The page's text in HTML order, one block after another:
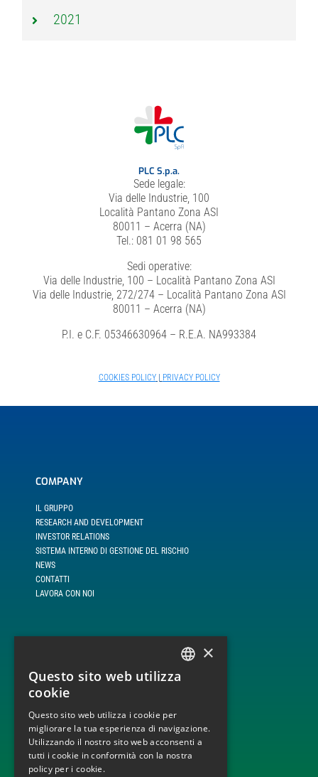
2021
PLC S.p.a.
Sede legale:
Via delle Industrie, 100
Località Pantano Zona ASI
80011 – Acerra (NA)
Tel.: 081 01 98 565
Sedi operative:
Via delle Industrie, 100 – Località Pantano Zona ASI
Via delle Industrie, 272/274 – Località Pantano Zona ASI
80011 – Acerra (NA)
P.I. e C.F. 05346630964 – R.E.A. NA993384
COOKIES POLICY| PRIVACY POLICY
COMPANY
IL GRUPPO
RESEARCH AND DEVELOPMENT
INVESTOR RELATIONS
SISTEMA INTERNO DI GESTIONE DEL RISCHIO
NEWS
CONTATTI
LAVORA CON NOI
BUILD, OPERATE AND TRANSFER
ENGINEERING, PROCUREMENT AND CONSTRUCTION
MONITORAGGIO E DISPACCIAMENTO IMPIANTI
OPERATION AND MAINTENANCE
×
Questo sito web utilizza
cookie
Questo sito web utilizza i cookie per
migliorare la tua esperienza di navigazione.
Utilizzando il nostro sito web acconsenti a
tutti i cookie in conformità con la nostra
policy per i cookie.